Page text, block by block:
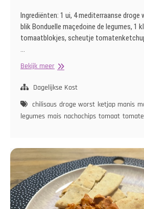
Ingrediënten: 1 ui, 4 mediterraanse
blik Bonduelle maçedoine de legumes, 1
tomaatblokjes, scheutje
…
Bekijk meerMexicaans
met
Dagelijkse Kost
chilisaus droge worst ketjap manis
legumes mais nachochips tomaat